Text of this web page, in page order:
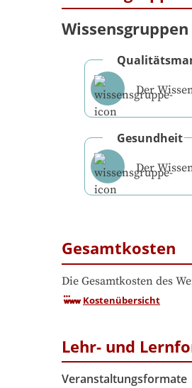
Der
Gesundheit
Der
Gesamtkosten
Die Gesamtkosten des
Kostenübersicht
Lehr- und
Veranstaltungsformate